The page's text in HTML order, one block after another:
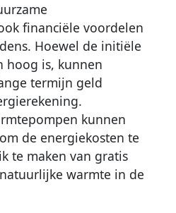
financiële voordelen
Hoewel de initiële
hoog is, kunnen
termijn geld
kunnen
de energiekosten te
te maken van gratis
warmte in de